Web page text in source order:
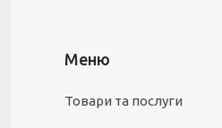
Товари та послуги